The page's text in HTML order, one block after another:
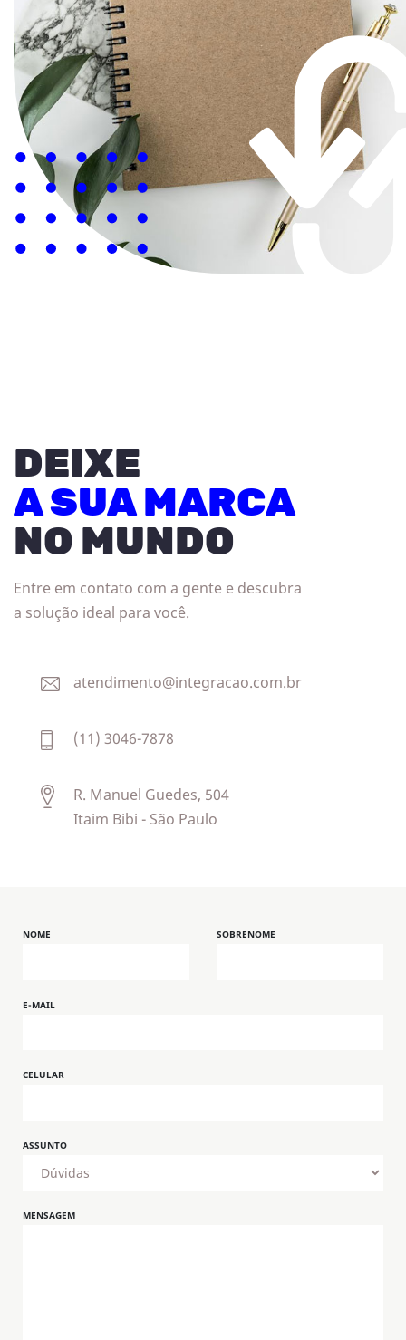
DEIXE
A SUA MARCA
NO MUNDO
Entre em contato com a gente e descubra
a solução ideal para você.
atendimento@integracao.com.br
(11) 3046-7878
R. Manuel Guedes, 504
Itaim Bibi - São Paulo
NOME SOBRENOME
E-MAIL
CELULAR
ASSUNTO
MENSAGEM